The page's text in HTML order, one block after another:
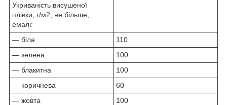
Укриваність висушеної
плівки, г/м2 , не більше,
емалі:
— біла
110
— зелена
100
— блакитна
100
— коричнева
60
— жовта
100